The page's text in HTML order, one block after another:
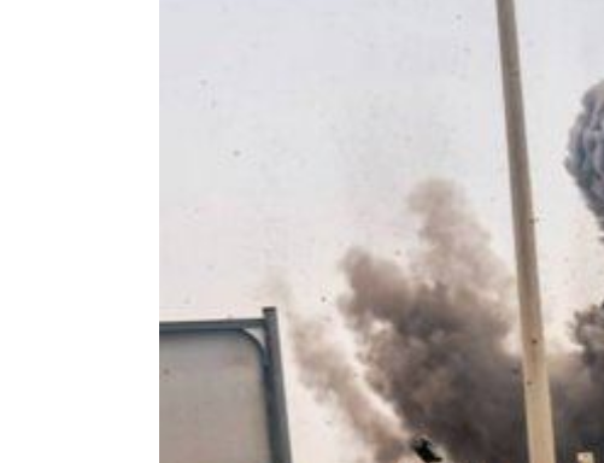
伊朗警告波灣國家 美動武恐危及能源設施
LIVE三立+24小時直播
市場到酒場料理！可果美蕃茄醬創無限可能
父親節送會拉筋的按摩椅 爸爸「筋歡喜」 18:00
油品食安事件引關注 挑選保健食品要注意 13:00
罕病博士彭士齊 輪椅上的生命覺醒！ 11:00